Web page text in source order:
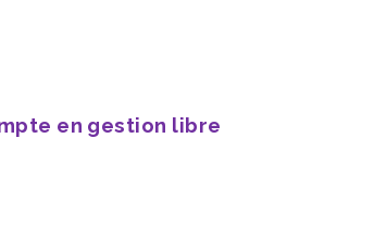
!
en gestion libre